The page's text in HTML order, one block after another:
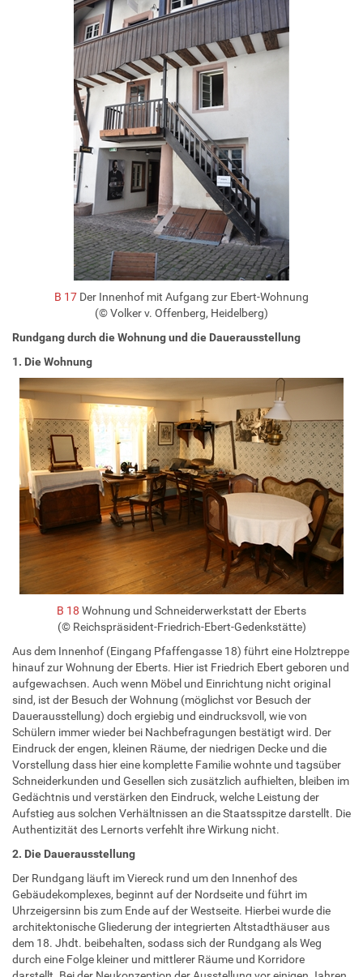
B 17 Der Innenhof mit Aufgang zur Ebert-Wohnung
(© Volker v. Offenberg, Heidelberg)
Rundgang durch die Wohnung und die Dauerausstellung
1. Die Wohnung
B 18 Wohnung und Schneiderwerkstatt der Eberts
(© Reichspräsident-Friedrich-Ebert-Gedenkstätte)
Aus dem Innenhof (Eingang Pfaffengasse 18) führt eine Holztreppe
hinauf zur Wohnung der Eberts. Hier ist Friedrich Ebert geboren und
aufgewachsen. Auch wenn Möbel und Einrichtung nicht original
sind, ist der Besuch der Wohnung (möglichst vor Besuch der
Dauerausstellung) doch ergiebig und eindrucksvoll, wie von
Schülern immer wieder bei Nachbefragungen bestätigt wird. Der
Eindruck der engen, kleinen Räume, der niedrigen Decke und die
Vorstellung dass hier eine komplette Familie wohnte und tagsüber
Schneiderkunden und Gesellen sich zusätzlich aufhielten, bleiben im
Gedächtnis und verstärken den Eindruck, welche Leistung der
Aufstieg aus solchen Verhältnissen an die Staatsspitze darstellt. Die
Authentizität des Lernorts verfehlt ihre Wirkung nicht.
2. Die Dauerausstellung
Der Rundgang läuft im Viereck rund um den Innenhof des
Gebäudekomplexes, beginnt auf der Nordseite und führt im
Uhrzeigersinn bis zum Ende auf der Westseite. Hierbei wurde die
architektonische Gliederung der integrierten Altstadthäuser aus
dem 18. Jhdt. beibehalten, sodass sich der Rundgang als Weg
durch eine Folge kleiner und mittlerer Räume und Korridore